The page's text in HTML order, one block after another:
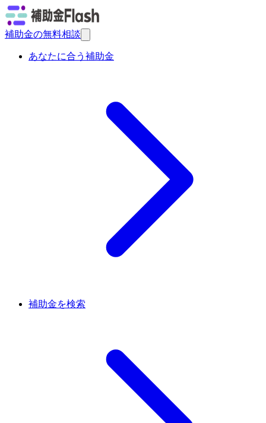
補助金の無料相談
あなたに合う補助金
補助金を検索